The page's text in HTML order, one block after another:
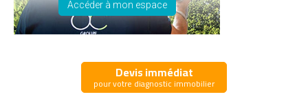
Accéder à mon espace
Devis immédiat
pour votre diagnostic immobilier